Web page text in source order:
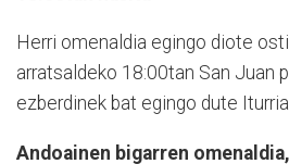
Herri omenaldia egingo diote
arratsaldeko 18:00tan San Juan
ezberdinek bat egingo dute
Andoainen bigarren